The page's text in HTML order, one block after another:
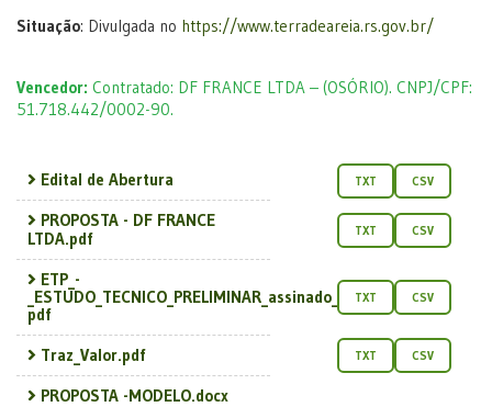
Situação: Divulgada no https://www.terradeareia.rs.gov.br/
Vencedor: Contratado: DF FRANCE LTDA – (OSÓRIO). CNPJ/CPF:
51.718.442/0002-90.
Edital de Abertura TXT CSV
PROPOSTA - DF FRANCE
LTDA.pdf
TXT CSV
ETP_-
_ESTUDO_TECNICO_PRELIMINAR_assinado_assinado....
pdf
TXT CSV
Traz_Valor.pdf TXT CSV
PROPOSTA -MODELO.docx